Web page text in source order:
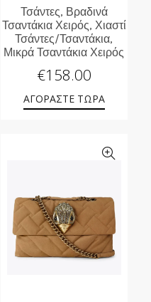
Τσάντες, Βραδινά
Τσαντάκια Χειρός, Χιαστί
Τσάντες/Τσαντάκια,
Μικρά Τσαντάκια Χειρός
€158.00
ΑΓΟΡΑΣΤΕ ΤΩΡΑ